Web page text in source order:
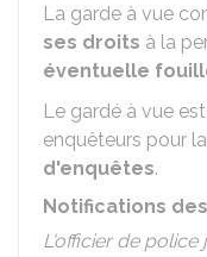
La garde à vue
ses droits à la
éventuelle
Le gardé à vue
enquêteurs pour la
d'enquêtes.
Notifications
L'officier de police